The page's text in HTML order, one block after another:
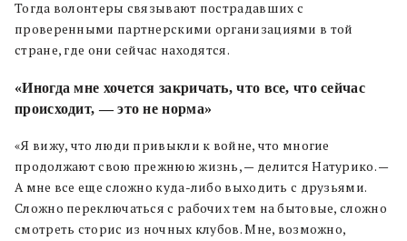
Тогда волонтеры связывают пострадавших с
проверенными партнерскими организациями в той
стране, где они сейчас находятся.
«Иногда мне хочется закричать, что все, что сейчас
происходит, — это не норма»
«Я вижу, что люди привыкли к войне, что многие
продолжают свою прежнюю жизнь, — делится Натурико. —
А мне все еще сложно куда-либо выходить с друзьями.
Сложно переключаться с рабочих тем на бытовые, сложно
смотреть сторис из ночных клубов. Мне, возможно,